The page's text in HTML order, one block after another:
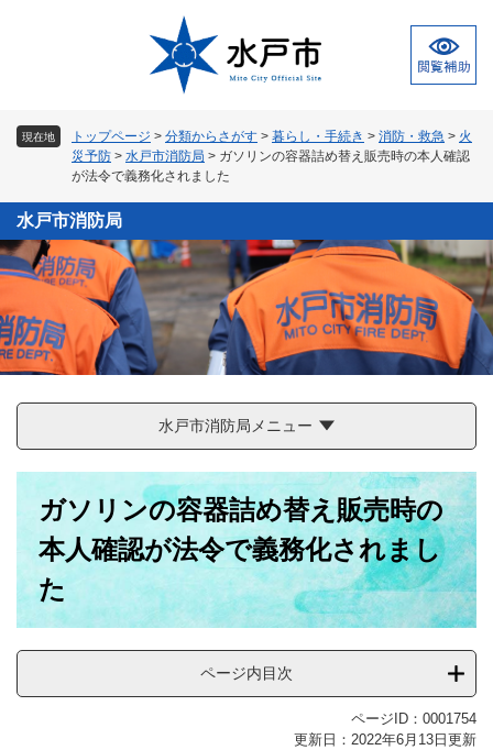
文
へ
現在地 トップページ > 分類からさがす > 暮らし・手続き > 消防・救急 > 火
災予防 > 水戸市消防局 > ガソリンの容器詰め替え販売時の本人確認
が法令で義務化されました
水戸市消防局
水戸市消防局メニュー
ガソリンの容器詰め替え販売時の
本人確認が法令で義務化されまし
た
ページ内目次
ページID：0001754
更新日：2022年6月13日更新